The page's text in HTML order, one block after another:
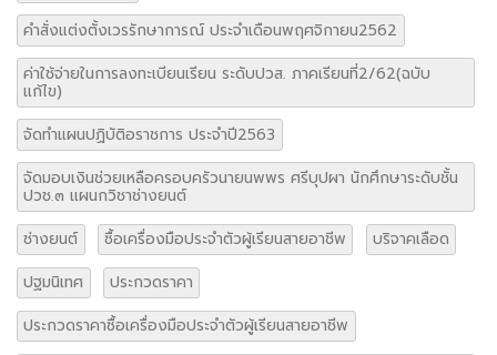
คำสั่งแต่งตั้งเวรรักษาการณ์ ประจำเดือนพฤศจิกายน2562
ค่าใช้จ่ายในการลงทะเบียนเรียน ระดับปวส. ภาคเรียนที่2/62(ฉบับ
แก้ไข)
จัดทำแผนปฏิบัติอราชการ ประจำปี2563
จัดมอบเงินช่วยเหลือครอบครัวนายนพพร ศรีบุปผา นักศึกษาระดับชั้น
ปวช.๓ แผนกวิชาช่างยนต์
ช่างยนต์
ซื้อเครื่องมือประจำตัวผู้เรียนสายอาชีพ
บริจาคเลือด
ปฐมนิเทศ
ประกวดราคา
ประกวดราคาซื้อเครื่องมือประจำตัวผู้เรียนสายอาชีพ